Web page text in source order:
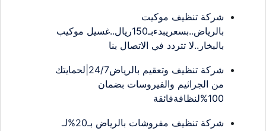
شركة تنظيف موكيت
بالرياض..بسعريبدءبـ150ريال..غسيل موكيب
بالبخار..لا تتردد في الاتصال بنا
شركة تنظيف وتعقيم بالرياض24/7|لحمايتك
من الجراثيم والفيروسات بضمان
100%لنظافةفائقة
شركة تنظيف مفروشات بالرياض بـ20%لـ